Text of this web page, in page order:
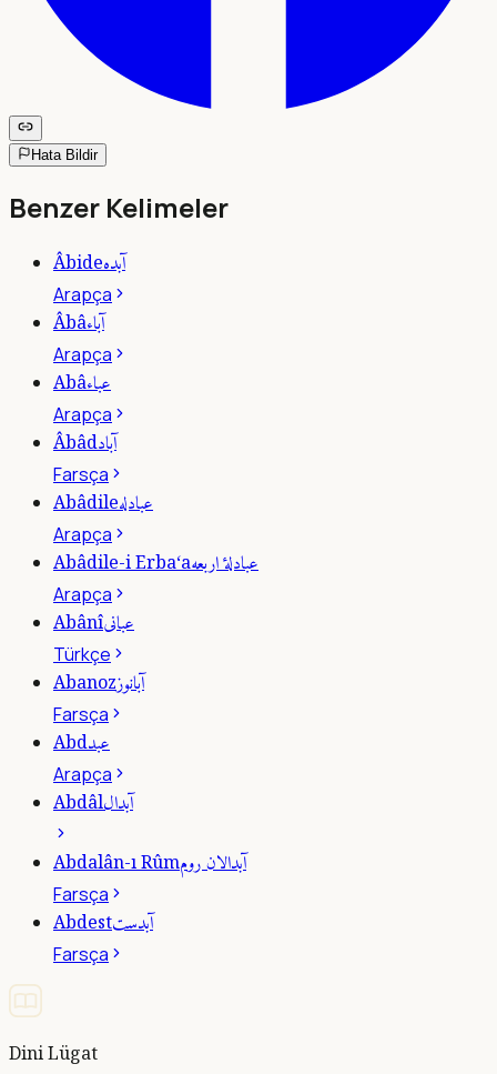
Hata Bildir
Benzer Kelimeler
Âbideآبده
Arapça
Âbâآباء
Arapça
Abâعباء
Arapça
Âbâdآباد
Farsça
Abâdileعبادله
Arapça
Abâdile-i Erba‘aعبادلۀ اربعه
Arapça
Abânîعبانى
Türkçe
Abanozآبانوز
Farsça
Abdعبد
Arapça
Abdâlآبدال
Abdalân-ı Rûmآبدالان روم
Farsça
Abdestآبدست
Farsça
Dini Lügat